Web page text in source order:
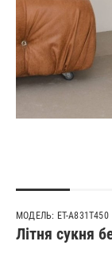
МОДЕЛЬ: ET-A831T450
Літня сукня